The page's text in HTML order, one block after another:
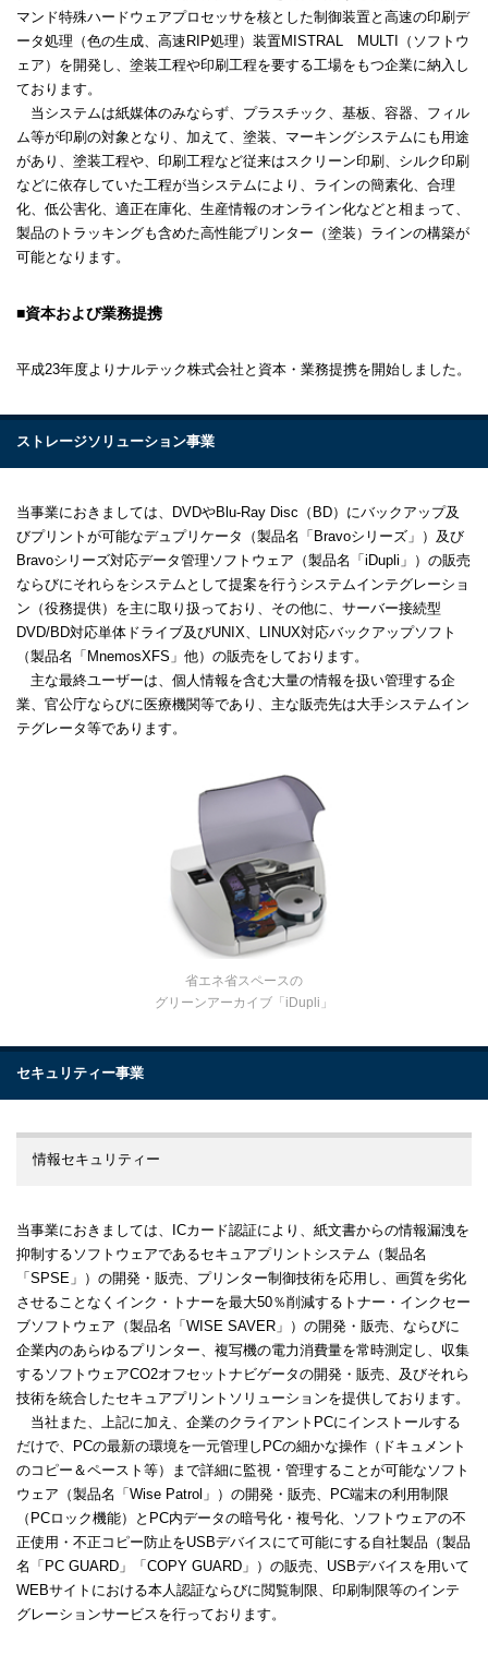
マンド特殊ハードウェアプロセッサを核とした制御装置と高速の印刷デ
ータ処理（色の生成、高速RIP処理）装置MISTRAL MULTI（ソフトウ
ェア）を開発し、塗装工程や印刷工程を要する工場をもつ企業に納入し
ております。
当システムは紙媒体のみならず、プラスチック、基板、容器、フィル
ム等が印刷の対象となり、加えて、塗装、マーキングシステムにも用途
があり、塗装工程や、印刷工程など従来はスクリーン印刷、シルク印刷
などに依存していた工程が当システムにより、ラインの簡素化、合理
化、低公害化、適正在庫化、生産情報のオンライン化などと相まって、
製品のトラッキングも含めた高性能プリンター（塗装）ラインの構築が
可能となります。
資本および業務提携
平成23年度よりナルテック株式会社と資本・業務提携を開始しました。
ストレージソリューション事業
当事業におきましては、DVDやBlu-Ray Disc（BD）にバックアップ及
びプリントが可能なデュプリケータ（製品名「Bravoシリーズ」）及び
Bravoシリーズ対応データ管理ソフトウェア（製品名「iDupli」）の販売
ならびにそれらをシステムとして提案を行うシステムインテグレーショ
ン（役務提供）を主に取り扱っており、その他に、サーバー接続型
DVD/BD対応単体ドライブ及びUNIX、LINUX対応バックアップソフト
（製品名「MnemosXFS」他）の販売をしております。
主な最終ユーザーは、個人情報を含む大量の情報を扱い管理する企
業、官公庁ならびに医療機関等であり、主な販売先は大手システムイン
テグレータ等であります。
省エネ省スペースの
グリーンアーカイブ「iDupli」
セキュリティー事業
情報セキュリティー
当事業におきましては、ICカード認証により、紙文書からの情報漏洩を
抑制するソフトウェアであるセキュアプリントシステム（製品名
「SPSE」）の開発・販売、プリンター制御技術を応用し、画質を劣化
させることなくインク・トナーを最大50％削減するトナー・インクセー
ブソフトウェア（製品名「WISE SAVER」）の開発・販売、ならびに
企業内のあらゆるプリンター、複写機の電力消費量を常時測定し、収集
するソフトウェアCO2オフセットナビゲータの開発・販売、及びそれら
技術を統合したセキュアプリントソリューションを提供しております。
当社また、上記に加え、企業のクライアントPCにインストールする
だけで、PCの最新の環境を一元管理しPCの細かな操作（ドキュメント
のコピー＆ペースト等）まで詳細に監視・管理することが可能なソフト
ウェア（製品名「Wise Patrol」）の開発・販売、PC端末の利用制限
（PCロック機能）とPC内データの暗号化・複号化、ソフトウェアの不
正使用・不正コピー防止をUSBデバイスにて可能にする自社製品（製品
名「PC GUARD」「COPY GUARD」）の販売、USBデバイスを用いて
WEBサイトにおける本人認証ならびに閲覧制限、印刷制限等のインテ
グレーションサービスを行っております。